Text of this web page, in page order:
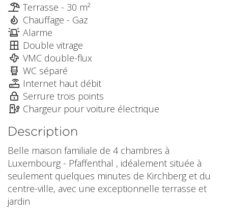
Terrasse - 30 m²
Chauffage - Gaz
Alarme
Double vitrage
VMC double-flux
WC séparé
Internet haut débit
Serrure trois points
Chargeur pour voiture électrique
Description
Belle maison familiale de 4 chambres à
Luxembourg - Pfaffenthal , idéalement située à
seulement quelques minutes de Kirchberg et du
centre-ville, avec une exceptionnelle terrasse et
jardin